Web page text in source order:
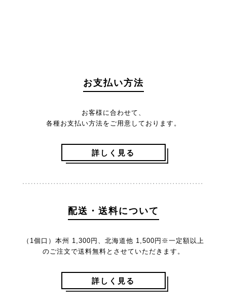
お支払い方法
お客様に合わせて、
各種お支払い方法をご用意しております。
詳しく見る
配送・送料について
（1個口）本州 1,300円、北海道他 1,500円 ※一定額以上
のご注文で送料無料とさせていただきます。
詳しく見る